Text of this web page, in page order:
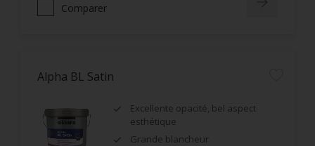
Comparer
Alpha BL Satin
Excellente opacité, bel aspect
esthétique
Grande blancheur